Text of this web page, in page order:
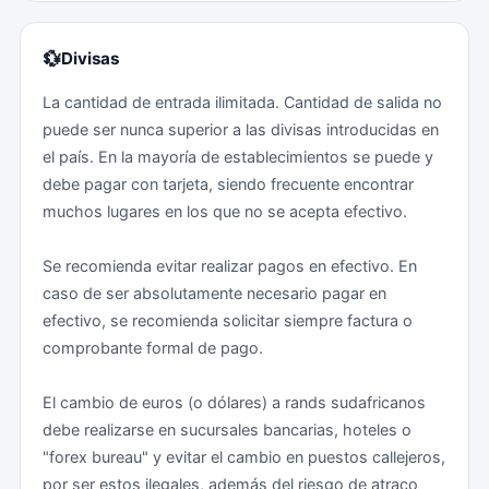
evitará la posibilidad de que su tarjeta sea clonada.
En los centros comerciales, los ladrones utilizan
observadores que siguen a las víctimas para averiguar
qué pueden robar. El observador puede seguir al
cliente hasta el aparcamiento donde roban a la víctima
(lejos de los testigos) o pasar a los socios de los
seguirán y robarán lejos de la seguridad y la policía.
Los ladrones que siguen a los compradores hasta sus
casas siguen siendo una tendencia. También son
frecuentes los robos de teléfonos móviles en centros
se producen porque los clientes no prestan atención a
quienes están cerca de ellos mientras se dirigen a sus
coches o se comunican con el conductor contratado.
Puede encontrar más información en la página web de
Antes de iniciar el viaje se recomienda consultar a su
centro de vacunación internacional, así como leer las
recomendaciones sanitarias por países del Ministerio
de Sanidad en su página web.
💱Divisas
La cantidad de entrada ilimitada. Cantidad de salida no
puede ser nunca superior a las divisas introducidas en
el país. En la mayoría de establecimientos se puede y
debe pagar con tarjeta, siendo frecuente encontrar
muchos lugares en los que no se acepta efectivo.
Se recomienda evitar realizar pagos en efectivo. En
caso de ser absolutamente necesario pagar en
efectivo, se recomienda solicitar siempre factura o
comprobante formal de pago.
El cambio de euros (o dólares) a rands sudafricanos
debe realizarse en sucursales bancarias, hoteles o
"forex bureau" y evitar el cambio en puestos callejeros,
por ser estos ilegales, además del riesgo de atraco